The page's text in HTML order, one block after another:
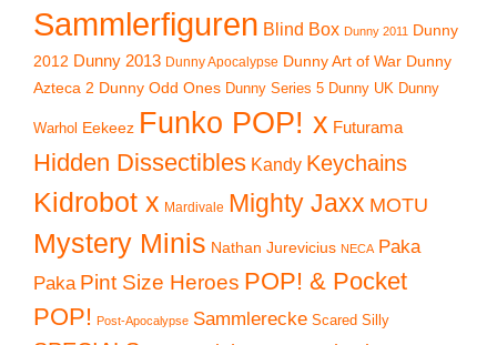
Sammlerfiguren Blind Box Dunny 2011
Dunny
2012 Dunny 2013 Dunny Apocalypse Dunny Art of War Dunny
Azteca 2 Dunny Odd Ones Dunny Series 5 Dunny UK Dunny
Warhol Eekeez Funko POP! x Futurama
Hidden Dissectibles Kandy Keychains
Kidrobot x Mardivale Mighty Jaxx MOTU
Mystery Minis Nathan Jurevicius NECA Paka
Paka Pint Size Heroes POP! & Pocket
POP! Post-Apocalypse Sammlerecke Scared Silly